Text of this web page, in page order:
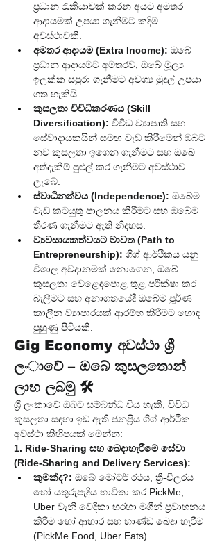
ප්‍රධාන රැකියාවක් කරන අයට අමතර
ආදායමක් උපයා ගැනීමට කදිම
අවස්ථාවකි.
අමතර ආදායම (Extra Income): ඔබේ
ප්‍රධාන ආදායමට අමතරව, ඔබේ මූල්‍ය
ඉලක්ක සපුරා ගැනීමට අවශ්‍ය මුදල් උපයා
ගත හැකියි.
කුසලතා විවිධීකරණය (Skill
Diversification): විවිධ ව්‍යාපෘති සහ
සේවාදායකයින් සමඟ වැඩ කිරීමෙන් ඔබට
නව කුසලතා ඉගෙන ගැනීමට සහ ඔබේ
අත්දැකීම් පුළුල් කර ගැනීමට අවස්ථාව
ලැබේ.
ස්වාධීනත්වය (Independence): ඔබේම
වැඩ කටයුතු පාලනය කිරීමට සහ ඔබේම
තීරණ ගැනීමට ඇති නිදහස.
ව්‍යවසායකත්වයට මාවත (Path to
Entrepreneurship): ගිග් ආර්ථිකය යනු
විශාල අවදානමක් නොගෙන, ඔබේ
කුසලතා වෙළෙඳපොළ තුළ පරීක්ෂා කර
බැලීමට සහ අනාගතයේදී ඔබේම පූර්ණ
කාලීන ව්‍යාපාරයක් ආරම්භ කිරීමට හොඳ
පුහුණු පිටියකි.
Gig Economy අවස්ථා ශ්‍රී
ලංාවේ – ඔබේ කුසලතාෙන්
ලාභ ලබමු 🛠️
ශ්‍රී ලංකාවේ ඔබට සම්බන්ධ විය හැකි, විවිධ
කුසලතා සඳහා ඉඩ ඇති ජනප්‍රිය ගිග් ආර්ථික
අවස්ථා කිහිපයක් මෙන්න:
1. Ride-Sharing සහ බෙදාහැරීමේ සේවා
(Ride-Sharing and Delivery Services):
කුමක්ද?: ඔබේ මෝටර් රථය, ත්‍රී-වීලරය
හෝ යතුරුපැදිය භාවිතා කර PickMe,
Uber වැනි වේදිකා හරහා මගීන් ප්‍රවාහනය
කිරීම හෝ ආහාර සහ භාණ්ඩ බෙදා හැරීම
(PickMe Food, Uber Eats).